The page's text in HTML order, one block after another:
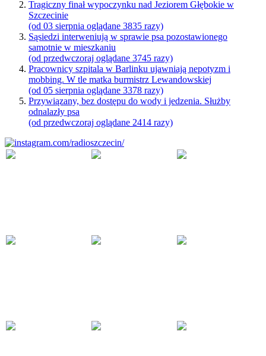
Tragiczny finał wypoczynku nad Jeziorem Głębokie w
Szczecinie
(od 03 sierpnia oglądane 3835 razy)
Sąsiedzi interweniują w sprawie psa pozostawionego
samotnie w mieszkaniu
(od przedwczoraj oglądane 3745 razy)
Pracownicy szpitala w Barlinku ujawniają nepotyzm i
mobbing. W tle matka burmistrz Lewandowskiej
(od 05 sierpnia oglądane 3378 razy)
Przywiązany, bez dostępu do wody i jedzenia. Służby
odnalazły psa
(od przedwczoraj oglądane 2414 razy)